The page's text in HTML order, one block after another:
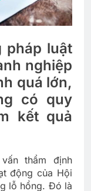
pháp luật
nghiệp
quá lớn,
có quy
kết quả
thẩm định
động của Hội
lỗ hổng. Đó là